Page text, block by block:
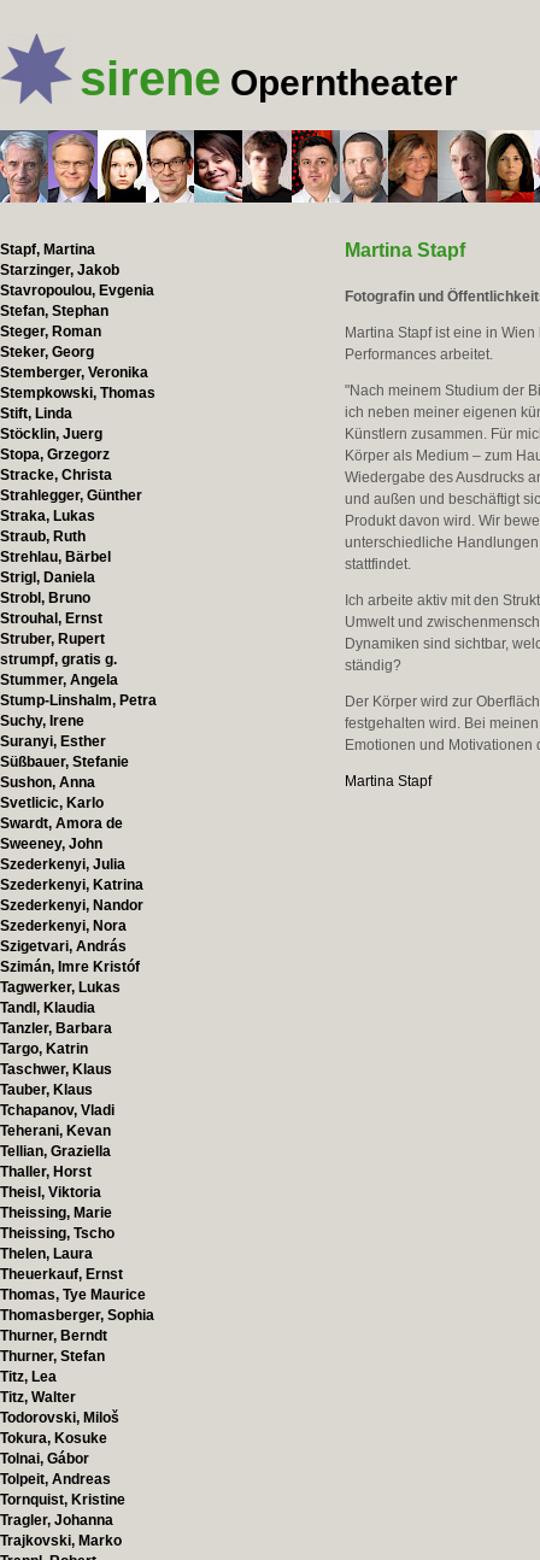
sirene Operntheater
Stapf, Martina
Starzinger, Jakob
Stavropoulou, Evgenia
Stefan, Stephan
Steger, Roman
Steker, Georg
Stemberger, Veronika
Stempkowski, Thomas
Stift, Linda
Stöcklin, Juerg
Stopa, Grzegorz
Stracke, Christa
Strahlegger, Günther
Straka, Lukas
Straub, Ruth
Strehlau, Bärbel
Strigl, Daniela
Strobl, Bruno
Strouhal, Ernst
Struber, Rupert
strumpf, gratis g.
Stummer, Angela
Stump-Linshalm, Petra
Suchy, Irene
Suranyi, Esther
Süßbauer, Stefanie
Sushon, Anna
Svetlicic, Karlo
Swardt, Amora de
Sweeney, John
Szederkenyi, Julia
Szederkenyi, Katrina
Szederkenyi, Nandor
Szederkenyi, Nora
Szigetvari, András
Szimán, Imre Kristóf
Tagwerker, Lukas
Tandl, Klaudia
Tanzler, Barbara
Targo, Katrin
Taschwer, Klaus
Tauber, Klaus
Tchapanov, Vladi
Teherani, Kevan
Tellian, Graziella
Thaller, Horst
Theisl, Viktoria
Theissing, Marie
Theissing, Tscho
Thelen, Laura
Theuerkauf, Ernst
Thomas, Tye Maurice
Thomasberger, Sophia
Thurner, Berndt
Thurner, Stefan
Titz, Lea
Titz, Walter
Todorovski, Miloš
Tokura, Kosuke
Tolnai, Gábor
Tolpeit, Andreas
Tornquist, Kristine
Tragler, Johanna
Trajkovski, Marko
Martina Stapf
Fotografin und
Martina Stapf ist eine in
Performances arbeitet.
"Nach meinem Studium der
ich neben meiner eigenen
Künstlern zusammen. Für
Körper als Medium – zum
Wiedergabe des Ausdrucks
und außen und beschäftigt
Produkt davon wird. Wir
unterschiedliche
stattfindet.
Ich arbeite aktiv mit den
Umwelt und
Dynamiken sind sichtbar,
ständig?
Der Körper wird zur
festgehalten wird. Bei
Emotionen und
Martina Stapf